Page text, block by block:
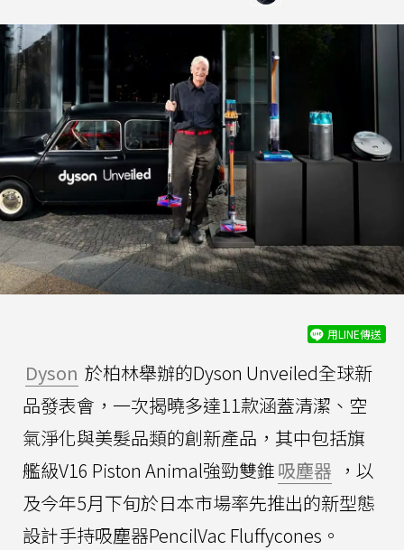
用LINE傳送
Dyson 於柏林舉辦的Dyson Unveiled全球新
品發表會，一次揭曉多達11款涵蓋清潔、空
氣淨化與美髮品類的創新產品，其中包括旗
艦級V16 Piston Animal強勁雙錐吸塵器 ，以
及今年5月下旬於日本市場率先推出的新型態
設計手持吸塵器PencilVac Fluffycones。